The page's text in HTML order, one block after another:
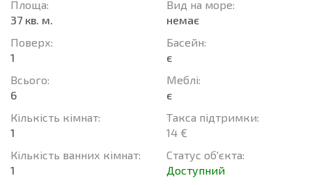
Площа:
37 кв. м.
Поверх:
1
Всього:
6
Кількість кімнат:
1
Кількість ванних кімнат:
1
Вид на море:
немає
Баcейн:
є
Меблі:
є
Такса підтримки:
14 €
Статус об'єкта:
Доступний